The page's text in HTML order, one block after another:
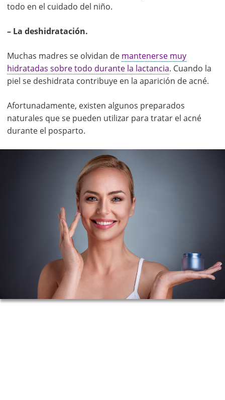
todo en el cuidado del niño.
– La deshidratación.
Muchas madres se olvidan de mantenerse muy
hidratadas sobre todo durante la lactancia. Cuando la
piel se deshidrata contribuye en la aparición de acné.
Afortunadamente, existen algunos preparados
naturales que se pueden utilizar para tratar el acné
durante el posparto.